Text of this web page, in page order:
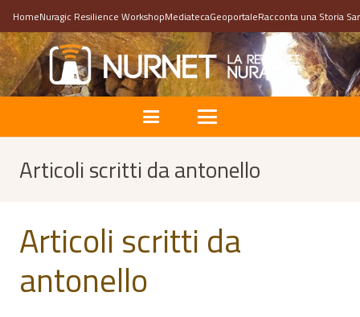
HomeNuragic Resilience WorkshopMediatecaGeoportaleRacconta una Storia
Articoli scritti da antonello
Articoli scritti da
antonello